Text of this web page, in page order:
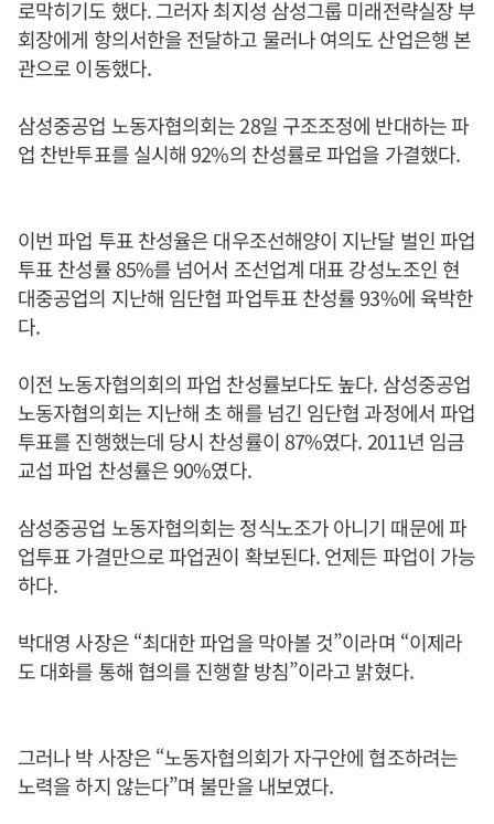
로막히기도 했다. 그러자 최지성 삼성그룹 미래전략실장 부
회장에게 항의서한을 전달하고 물러나 여의도 산업은행 본
관으로 이동했다.
삼성중공업 노동자협의회는 28일 구조조정에 반대하는 파
업 찬반투표를 실시해 92%의 찬성률로 파업을 가결했다.
이번 파업 투표 찬성율은 대우조선해양이 지난달 벌인 파업
투표 찬성률 85%를 넘어서 조선업계 대표 강성노조인 현
대중공업의 지난해 임단협 파업투표 찬성률 93%에 육박한
다.
이전 노동자협의회의 파업 찬성률보다도 높다. 삼성중공업
노동자협의회는 지난해 초 해를 넘긴 임단협 과정에서 파업
투표를 진행했는데 당시 찬성률이 87%였다. 2011년 임금
교섭 파업 찬성률은 90%였다.
삼성중공업 노동자협의회는 정식노조가 아니기 때문에 파
업투표 가결만으로 파업권이 확보된다. 언제든 파업이 가능
하다.
박대영 사장은 “최대한 파업을 막아볼 것”이라며 “이제라
도 대화를 통해 협의를 진행할 방침”이라고 밝혔다.
그러나 박 사장은 “노동자협의회가 자구안에 협조하려는
노력을 하지 않는다”며 불만을 내보였다.